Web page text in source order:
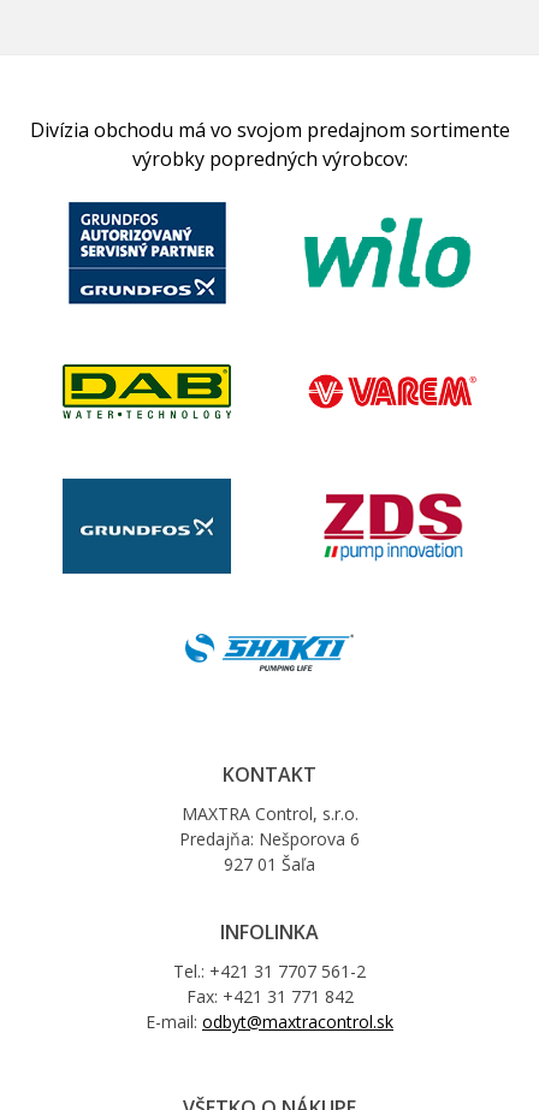
Divízia obchodu má vo svojom predajnom sortimente
výrobky popredných výrobcov:
KONTAKT
MAXTRA Control, s.r.o.
Predajňa: Nešporova 6
927 01 Šaľa
INFOLINKA
Tel.: +421 31 7707 561-2
Fax: +421 31 771 842
E-mail: odbyt@maxtracontrol.sk